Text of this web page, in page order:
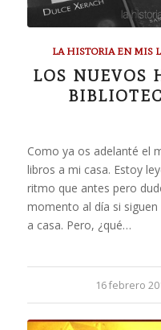
LA HISTORIA EN MIS
LOS NUEVOS
Como ya os adelanté el
libros a mi casa. Estoy
ritmo que antes pero
momento al día si
a casa. Pero, ¿qué…
16 febrero
/